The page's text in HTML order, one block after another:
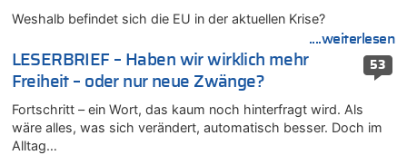
Das 44. Tirolerfest in Eupen in Bildern [Fotogalerie]
AS Eupen: „Keiner weiß, wohin die Reise geht…“
07.08.2026 - 09:03 von JoKrings zu
07.08.2026 - 01:12 von WK zu
Warum die Waldbrände in Frankreich und Spanien Rekorde
Weshalb befindet sich die EU in der aktuellen Krise?
....weiterlesen
53
LESERBRIEF – Haben wir wirklich mehr
Freiheit – oder nur neue Zwänge?
Fortschritt – ein Wort, das kaum noch hinterfragt wird. Als
wäre alles, was sich verändert, automatisch besser. Doch im
Alltag…